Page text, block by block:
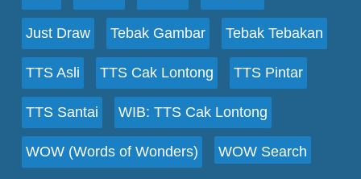
Just Draw Tebak Gambar Tebak Tebakan
TTS Asli TTS Cak Lontong TTS Pintar
TTS Santai WIB: TTS Cak Lontong
WOW (Words of Wonders) WOW Search